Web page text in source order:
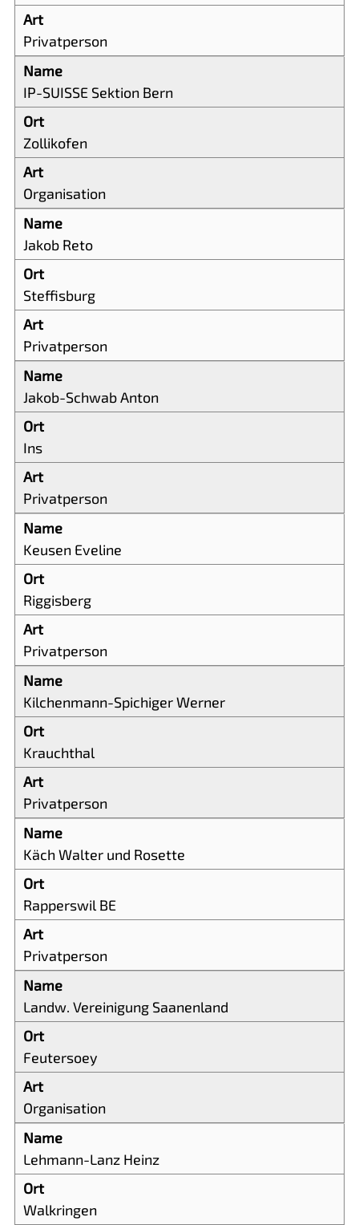
Privatperson
IP-SUISSE Sektion Bern
Zollikofen
Organisation
Jakob Reto
Steffisburg
Privatperson
Jakob-Schwab Anton
Ins
Privatperson
Keusen Eveline
Riggisberg
Privatperson
Kilchenmann-Spichiger Werner
Krauchthal
Privatperson
Käch Walter und Rosette
Rapperswil BE
Privatperson
Landw. Vereinigung Saanenland
Feutersoey
Organisation
Lehmann-Lanz Heinz
Walkringen